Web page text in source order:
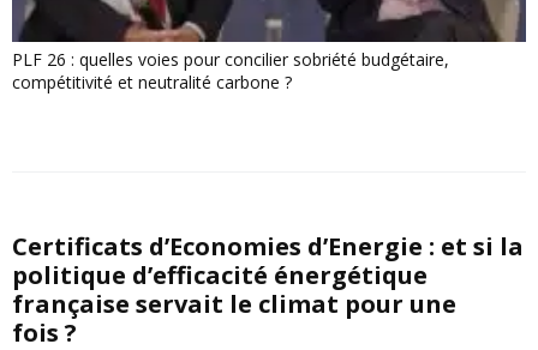
PLF 26 : quelles voies pour concilier sobriété budgétaire,
compétitivité et neutralité carbone ?
Certificats d’Economies d’Energie : et si la
politique d’efficacité énergétique
française servait le climat pour une
fois ?